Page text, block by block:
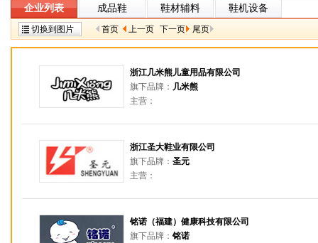
企业列表 成品鞋 鞋材辅料 鞋机设备
切换到图片 首页 上一页 下一页 尾页
浙江几米熊儿童用品有限公司
旗下品牌： 几米熊
主营：
浙江圣大鞋业有限公司
旗下品牌： 圣元
主营：
铭诺（福建）健康科技有限公司
旗下品牌： 铭诺